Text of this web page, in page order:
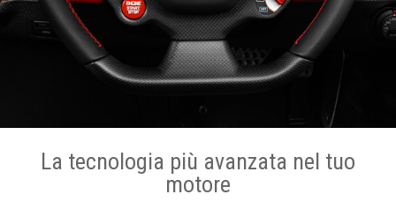
La tecnologia più avanzata nel tuo
motore